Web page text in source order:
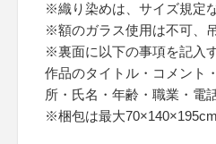
※織り染めは、サイズ規定
※額のガラス使用は不可、
※裏面に以下の事項を記入
作品のタイトル・コメント
所・氏名・年齢・職業・電
※梱包は最大